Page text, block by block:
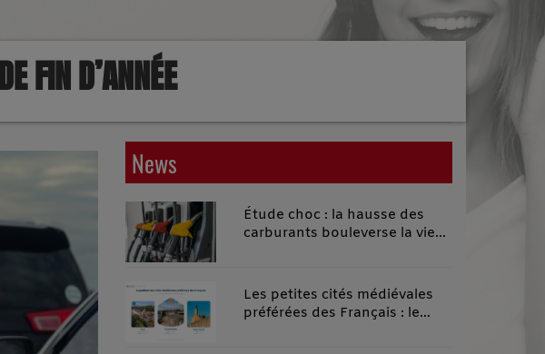
FIN D’ANNÉE
News
Étude choc : la hausse des
carburants bouleverse la vie
Les petites cités médiévales
préférées des Français : le